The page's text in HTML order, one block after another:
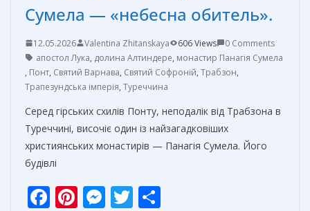
Сумела — «небесна обитель».
12.05.2026 Valentina Zhitanskaya 606 Views
0 Comments
апостол Лука, долина Алтиндере, монастир Панагія Сумела
, Понт, Святий Варнава, Святий Софроній, Трабзон,
Трапезундська імперія, Туреччина
Серед гірських схилів Понту, неподалік від Трабзона в
Туреччині, височіє один із найзагадковіших
християнських монастирів — Панагія Сумела. Його
будівлі
F Pi M T